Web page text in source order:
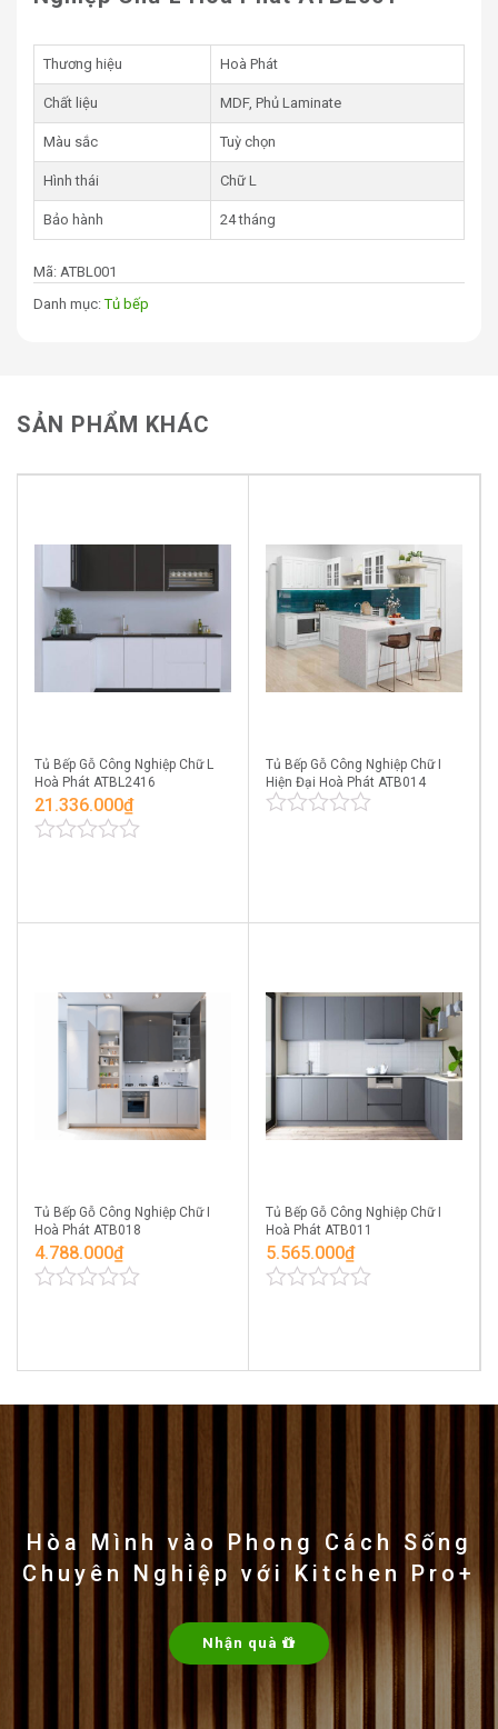
Thương hiệu Hoà Phát
Chất liệu MDF, Phủ Laminate
Màu sắc Tuỳ chọn
Hình thái Chữ L
Bảo hành 24 tháng
Mã: ATBL001
Danh mục:Tủ bếp
SẢN PHẨM KHÁC
Tủ Bếp Gỗ Công Nghiệp Chữ L
Hoà Phát ATBL2416
21.336.000₫
5
Tủ Bếp Gỗ Công Nghiệp Chữ I
Hiện Đại Hoà Phát ATB014
Tủ Bếp Gỗ Công Nghiệp Chữ I
Hoà Phát ATB018
4.788.000₫
5
Tủ Bếp Gỗ Công Nghiệp Chữ I
Hoà Phát ATB011
5.565.000₫
5
Hòa Mình vào Phong Cách Sống
Chuyên Nghiệp với Kitchen Pro+
Nhận quà